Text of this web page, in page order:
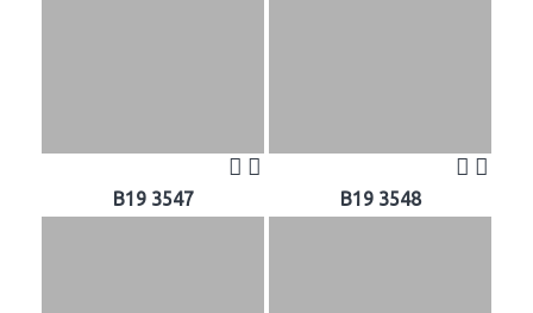
B19 3547 B19 3548